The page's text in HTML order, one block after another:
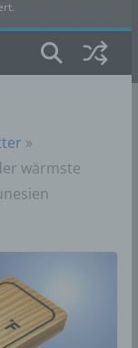
»
wärmste